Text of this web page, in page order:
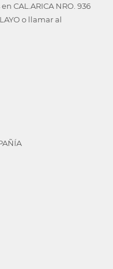
CAL.ARICA NRO. 936
o llamar al